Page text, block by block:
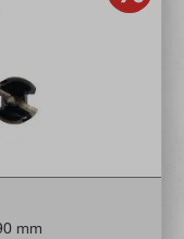
di 4.5 su 5 stelle
mm